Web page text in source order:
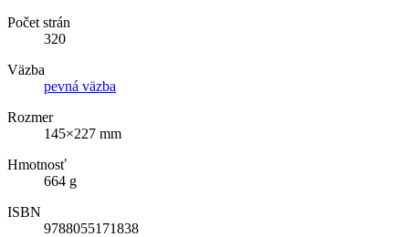
Počet strán
320
Väzba
pevná väzba
Rozmer
145×227 mm
Hmotnosť
664 g
ISBN
9788055171838